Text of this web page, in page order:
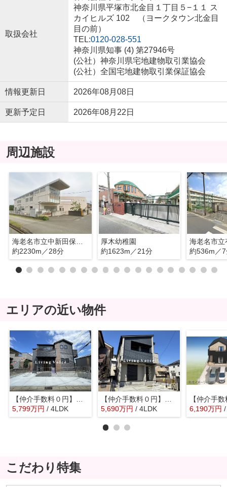
取扱会社
神奈川県平塚市北金目１丁目５−１１ ス
カイヒルズ 102 （ヨークタウン北金目
目の前）
TEL:0120-028-551
神奈川県知事 (4) 第27946号
(公社）神奈川県宅地建物取引業協会
(公社）全国宅地建物取引業保証協会
情報更新日 2026年08月08日
更新予定日 2026年08月22日
周辺施設
約2230m／28分
厚木幼稚園
約1623m／21分
海老名市立
約536m／
エリアの近い物件
【仲介手数料０円】海老名市東柏ヶ谷4期 新築一戸建て
5,799万円 / 4LDK
【仲介手数料０円】海老名市国分寺台5丁目 新築一戸建て
5,690万円 / 4LDK 6,190万円
こだわり特集